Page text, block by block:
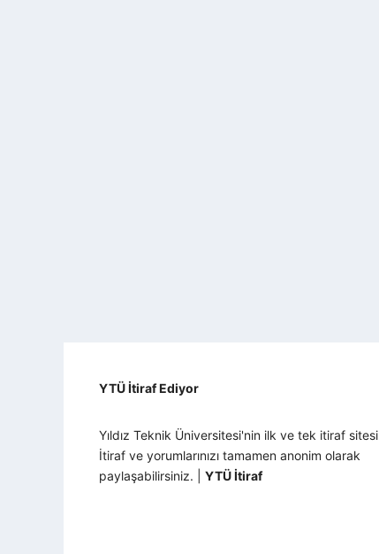
YTÜ İtiraf Ediyor
Yıldız Teknik Üniversitesi'nin ilk ve tek itiraf
İtiraf ve yorumlarınızı tamamen anonim olarak
paylaşabilirsiniz. | YTÜ İtiraf